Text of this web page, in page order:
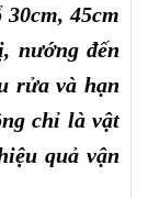
45cm
nướng đến
rửa và hạn
chỉ là vật
quả vận